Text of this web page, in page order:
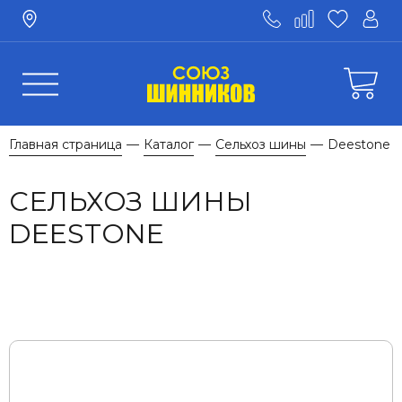
Главная страница — Каталог — Сельхоз шины — Deestone
СЕЛЬХОЗ ШИНЫ
DEESTONE